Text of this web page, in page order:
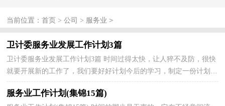
当前位置：首页 >公司 > 服务业 >
卫计委服务业发展工作计划3篇
卫计委服务业发展工作计划3篇 时间过得太快，让人猝不及防，很快
就要开展新的工作了，我们要好好计划今后的学习，制定一份计划
了。什么样的计划才是有效的呢？以下是小编为大家收集的...
服务业工作计划(集锦15篇)